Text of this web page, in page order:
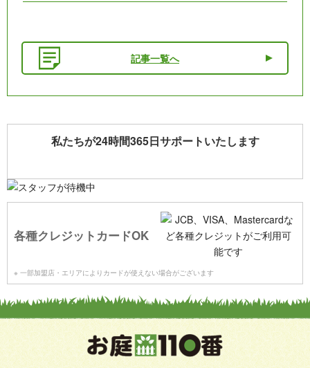
記事一覧へ
私たちが24時間365日サポートいたします
各種クレジットカードOK
※ 一部加盟店・エリアによりカードが使えない場合がございます